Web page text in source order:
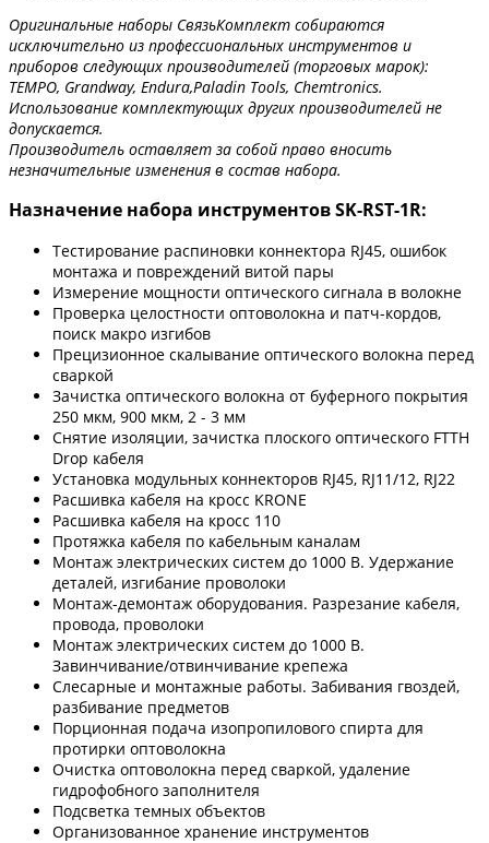
Оригинальные наборы СвязьКомплект собираются
исключительно из профессиональных инструментов и
приборов следующих производителей (торговых марок):
TEMPO, Grandway, Endura,Paladin Tools, Chemtronics.
Использование комплектующих других производителей не
допускается.
Производитель оставляет за собой право вносить
незначительные изменения в состав набора.
Назначение набора инструментов SK-RST-1R:
Тестирование распиновки коннектора RJ45, ошибок
монтажа и повреждений витой пары
Измерение мощности оптического сигнала в волокне
Проверка целостности оптоволокна и патч-кордов,
поиск макро изгибов
Прецизионное скалывание оптического волокна перед
сваркой
Зачистка оптического волокна от буферного покрытия
250 мкм, 900 мкм, 2 - 3 мм
Снятие изоляции, зачистка плоского оптического FTTH
Drop кабеля
Установка модульных коннекторов RJ45, RJ11/12, RJ22
Расшивка кабеля на кросс KRONE
Расшивка кабеля на кросс 110
Протяжка кабеля по кабельным каналам
Монтаж электрических систем до 1000 В. Удержание
деталей, изгибание проволоки
Монтаж-демонтаж оборудования. Разрезание кабеля,
провода, проволоки
Монтаж электрических систем до 1000 В.
Завинчивание/отвинчивание крепежа
Слесарные и монтажные работы. Забивания гвоздей,
разбивание предметов
Порционная подача изопропилового спирта для
протирки оптоволокна
Очистка оптоволокна перед сваркой, удаление
гидрофобного заполнителя
Подсветка темных объектов
Организованное хранение инструментов